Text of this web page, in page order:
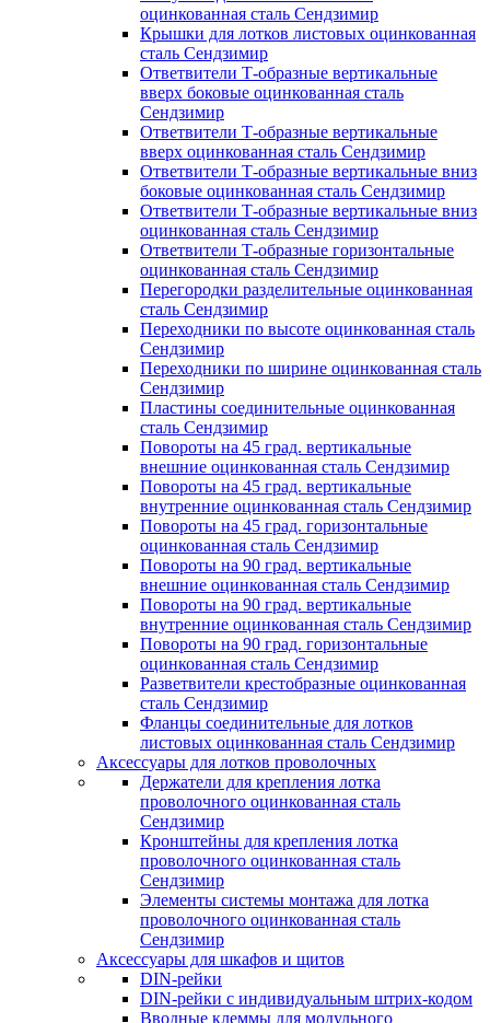
оцинкованная сталь Сендзимир
Крышки для лотков листовых оцинкованная
сталь Сендзимир
Ответвители Т-образные вертикальные
вверх боковые оцинкованная сталь
Сендзимир
Ответвители Т-образные вертикальные
вверх оцинкованная сталь Сендзимир
Ответвители Т-образные вертикальные вниз
боковые оцинкованная сталь Сендзимир
Ответвители Т-образные вертикальные вниз
оцинкованная сталь Сендзимир
Ответвители Т-образные горизонтальные
оцинкованная сталь Сендзимир
Перегородки разделительные оцинкованная
сталь Сендзимир
Переходники по высоте оцинкованная сталь
Сендзимир
Переходники по ширине оцинкованная сталь
Сендзимир
Пластины соединительные оцинкованная
сталь Сендзимир
Повороты на 45 град. вертикальные
внешние оцинкованная сталь Сендзимир
Повороты на 45 град. вертикальные
внутренние оцинкованная сталь Сендзимир
Повороты на 45 град. горизонтальные
оцинкованная сталь Сендзимир
Повороты на 90 град. вертикальные
внешние оцинкованная сталь Сендзимир
Повороты на 90 град. вертикальные
внутренние оцинкованная сталь Сендзимир
Повороты на 90 град. горизонтальные
оцинкованная сталь Сендзимир
Разветвители крестобразные оцинкованная
сталь Сендзимир
Фланцы соединительные для лотков
листовых оцинкованная сталь Сендзимир
Аксессуары для лотков проволочных
Держатели для крепления лотка
проволочного оцинкованная сталь
Сендзимир
Кронштейны для крепления лотка
проволочного оцинкованная сталь
Сендзимир
Элементы системы монтажа для лотка
проволочного оцинкованная сталь
Сендзимир
Аксессуары для шкафов и щитов
DIN-рейки
DIN-рейки с индивидуальным штрих-кодом
Вводные клеммы для модульного